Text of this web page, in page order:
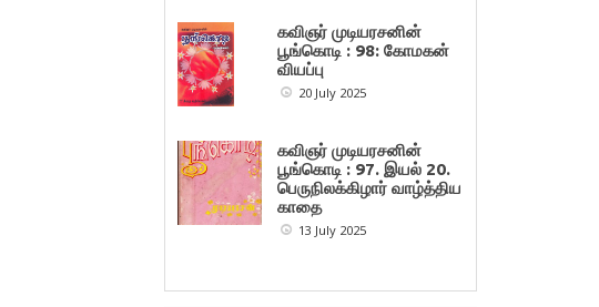
கவிஞர் முடியரசனின்
பூங்கொடி : 98: கோமகன்
வியப்பு
20 July 2025
கவிஞர் முடியரசனின்
பூங்கொடி : 97. இயல் 20.
பெருநிலக்கிழார் வாழ்த்திய
காதை
13 July 2025